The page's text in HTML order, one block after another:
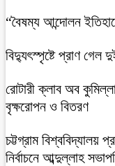
“বৈষম্য আন্দোলন
বিদ্যুৎস্পৃষ্টে প্রাণ গেল
রোটারী ক্লাব অব
বৃক্ষরোপন ও বিতরণ
চট্টগ্রাম বিশ্ববিদ্যালয়
নির্বাচনে আব্দুল্লাহ